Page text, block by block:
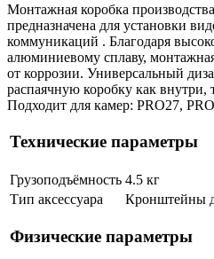
Монтажная коробка
предназначена для установки
коммуникаций . Благодаря
алюминиевому сплаву,
от коррозии. Универсальный
распаячную коробку как
Подходит для камер: PRO27,
Технические параметры
Грузоподъёмность 4.5 кг
Тип аксессуара
Кронштейны
Физические параметры